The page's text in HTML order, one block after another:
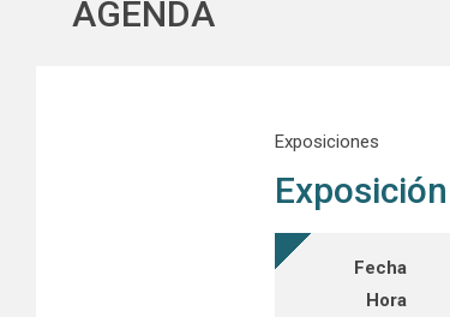
AGENDA
Exposiciones
Fecha
Hora